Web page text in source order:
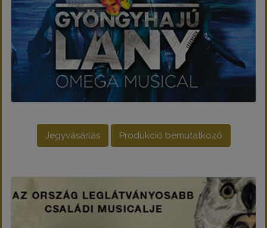
Jegyvásárlás Produkció bemutatkozó